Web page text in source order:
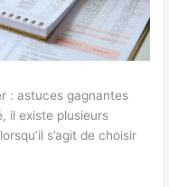
: astuces gagnantes
il existe plusieurs
s’agit de choisir